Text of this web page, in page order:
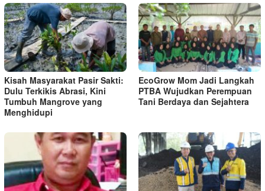
Kisah Masyarakat Pasir Sakti:
Dulu Terkikis Abrasi, Kini
Tumbuh Mangrove yang
Menghidupi
EcoGrow Mom Jadi Langkah
PTBA Wujudkan Perempuan
Tani Berdaya dan Sejahtera